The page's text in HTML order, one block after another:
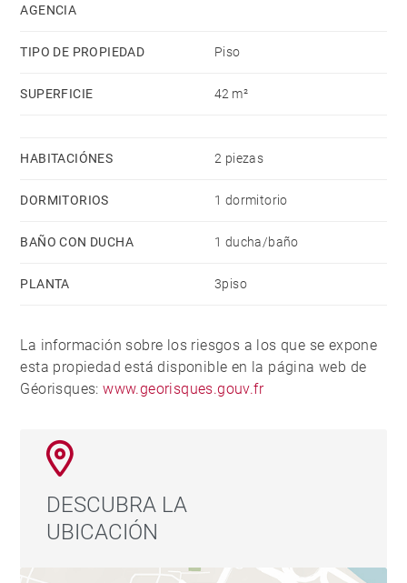
AGENCIA
TIPO DE PROPIEDAD Piso
SUPERFICIE 42 m²
HABITACIÓNES 2 piezas
DORMITORIOS 1 dormitorio
BAÑO CON DUCHA 1 ducha/baño
PLANTA 3piso
La información sobre los riesgos a los que se expone
esta propiedad está disponible en la página web de
Géorisques:www.georisques.gouv.fr
DESCUBRA LA
UBICACIÓN